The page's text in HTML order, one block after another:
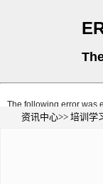
资讯中心>> 培训学